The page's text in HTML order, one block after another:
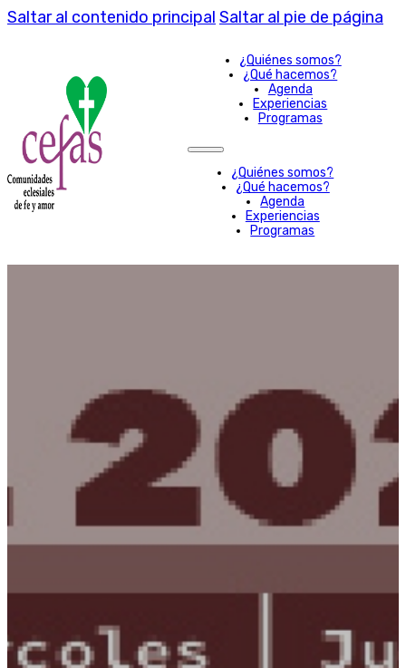
Saltar al contenido principal Saltar al pie de página
¿Quiénes somos?
¿Qué hacemos?
Agenda
Experiencias
Programas
¿Quiénes somos?
¿Qué hacemos?
Agenda
Experiencias
Programas